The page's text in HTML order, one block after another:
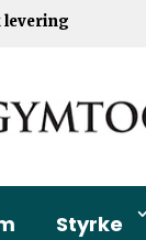
levering
Styrke